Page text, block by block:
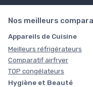
Nos meilleurs
Appareils de Cuisine
Meilleurs réfrigérateurs
Comparatif airfryer
TOP congélateurs
Hygiène et Beauté